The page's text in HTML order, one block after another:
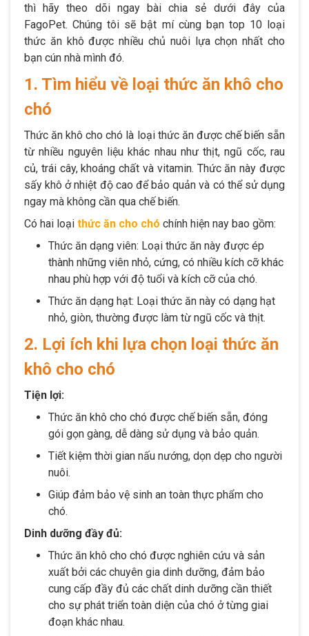
thì hãy theo dõi ngay bài chia sẻ dưới đây của
FagoPet. Chúng tôi sẽ bật mí cùng bạn top 10 loại
thức ăn khô được nhiều chủ nuôi lựa chọn nhất cho
bạn cún nhà mình đó.
1. Tìm hiểu về loại thức ăn khô cho
chó
Thức ăn khô cho chó là loại thức ăn được chế biến sẵn
từ nhiều nguyên liệu khác nhau như thịt, ngũ cốc, rau
củ, trái cây, khoáng chất và vitamin. Thức ăn này được
sấy khô ở nhiệt độ cao để bảo quản và có thể sử dụng
ngay mà không cần qua chế biến.
Có hai loại thức ăn cho chó chính hiện nay bao gồm:
Thức ăn dạng viên: Loại thức ăn này được ép
thành những viên nhỏ, cứng, có nhiều kích cỡ khác
nhau phù hợp với độ tuổi và kích cỡ của chó.
Thức ăn dạng hạt: Loại thức ăn này có dạng hạt
nhỏ, giòn, thường được làm từ ngũ cốc và thịt.
2. Lợi ích khi lựa chọn loại thức ăn
khô cho chó
Tiện lợi:
Thức ăn khô cho chó được chế biến sẵn, đóng
gói gọn gàng, dễ dàng sử dụng và bảo quản.
Tiết kiệm thời gian nấu nướng, dọn dẹp cho người
nuôi.
Giúp đảm bảo vệ sinh an toàn thực phẩm cho
chó.
Dinh dưỡng đầy đủ:
Thức ăn khô cho chó được nghiên cứu và sản
xuất bởi các chuyên gia dinh dưỡng, đảm bảo
cung cấp đầy đủ các chất dinh dưỡng cần thiết
cho sự phát triển toàn diện của chó ở từng giai
đoạn khác nhau.